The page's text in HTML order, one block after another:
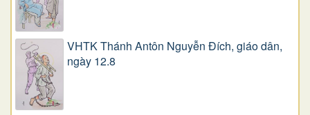
VHTK Thánh Antôn Nguyễn Ðích, giáo dân,
ngày 12.8